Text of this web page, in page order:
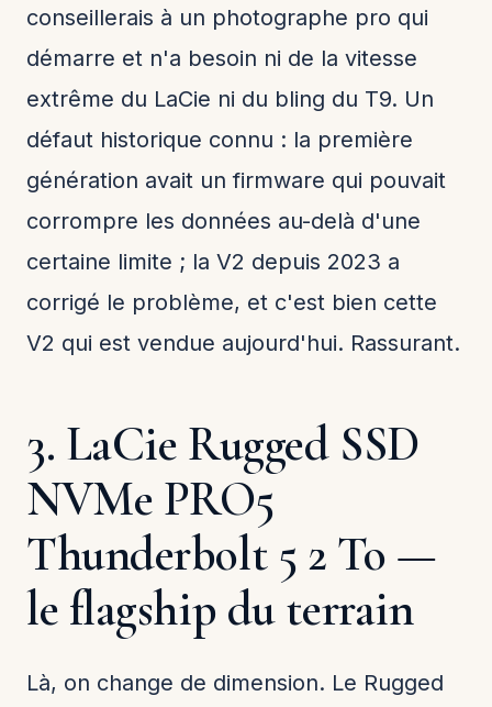
conseillerais à un photographe pro qui
démarre et n'a besoin ni de la vitesse
extrême du LaCie ni du bling du T9. Un
défaut historique connu : la première
génération avait un firmware qui pouvait
corrompre les données au-delà d'une
certaine limite ; la V2 depuis 2023 a
corrigé le problème, et c'est bien cette
V2 qui est vendue aujourd'hui. Rassurant.
3. LaCie Rugged SSD
NVMe PRO5
Thunderbolt 5 2 To —
le flagship du terrain
Là, on change de dimension. Le Rugged